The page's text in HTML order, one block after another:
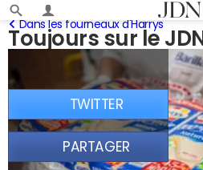
Toujours sur le JDN
Dans les fourneaux d'Harrys
TWITTER
PARTAGER